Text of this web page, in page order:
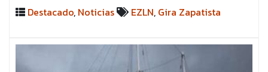
Destacado, Noticias EZLN, Gira Zapatista